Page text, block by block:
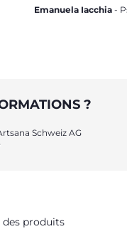
Emanuela Iacchia - Psychologin und
?
Schweiz AG
produits